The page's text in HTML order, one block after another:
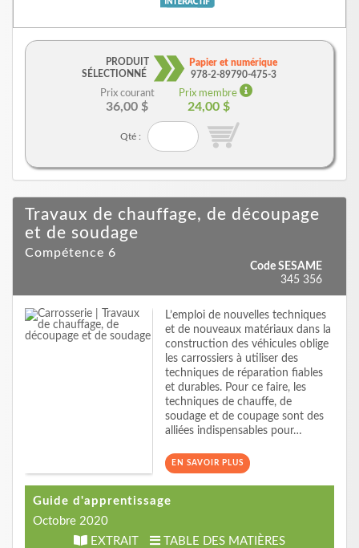
PRODUIT
SÉLECTIONNÉ
Papier et numérique
978-2-89790-475-3
Prix courant
36,00 $
Prix membre
24,00 $
Qté :
Travaux de chauffage, de découpage
et de soudage
Compétence 6
Code SESAME
345 356
L’emploi de nouvelles techniques
et de nouveaux matériaux dans la
construction des véhicules oblige
les carrossiers à utiliser des
techniques de réparation fiables
et durables. Pour ce faire, les
techniques de chauffe, de
soudage et de coupage sont des
alliées indispensables pour…
EN SAVOIR PLUS
Guide d'apprentissage
Octobre 2020
EXTRAIT
TABLE DES MATIÈRES